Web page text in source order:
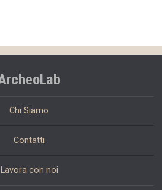
Chi Siamo
Contatti
Lavora con noi